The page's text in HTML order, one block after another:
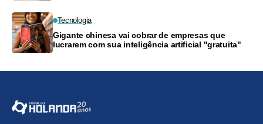
Tecnologia
Gigante chinesa vai cobrar de empresas que
lucrarem com sua inteligência artificial "gratuita"